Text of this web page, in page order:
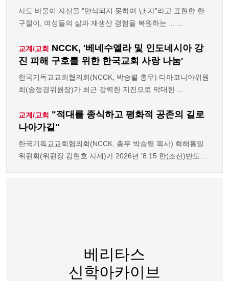
사도 바울이 자신을 "만삭되지 못하여 난 자"라고 표현한 한
구절이, 여성들의 삶과 재생산 경험을 복원하는 ... ...
교계/교회 NCCK, '베네수엘라 및 인도네시아 강
진 피해 구호를 위한 한국교회 사랑 나눔'
한국기독교교회협의회(NCCK, 박승렬 총무) 디아코니아위원
회(송정경위원장)가 최근 강력한 지진으로 막대한 ...
교계/교회 "적대를 종식하고 평화적 공존의 길로
나아가길"
한국기독교교회협의회(NCCK, 총무 박승렬 목사) 화해통일
위원회(위원장 김현호 사제)가 2026년 '8.15 한(조선)반도 ...
베리타스
신학아카이브